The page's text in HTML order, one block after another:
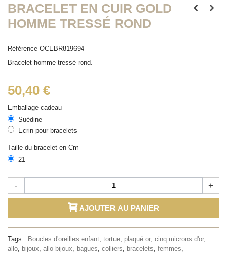
BRACELET EN CUIR GOLD
HOMME TRESSÉ ROND
Référence OCEBR819694
Bracelet homme tressé rond.
50,40 €
Emballage cadeau
Suédine
Ecrin pour bracelets
Taille du bracelet en Cm
21
- +
AJOUTER AU PANIER
Tags : Boucles d'oreilles enfant tortue plaqué or, cinq microns d'or,
allo bijoux allo-bijoux bagues colliers bracelets femmes